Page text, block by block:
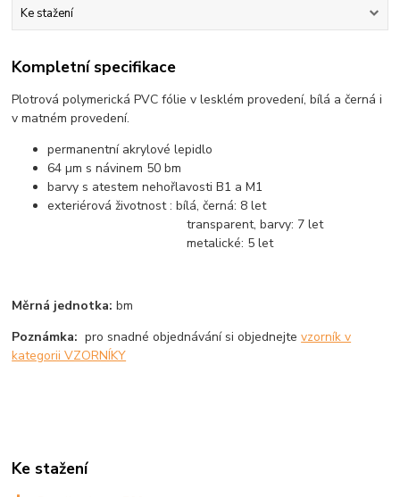
Ke stažení
Kompletní specifikace
Plotrová polymerická PVC fólie v lesklém provedení, bílá a černá i
v matném provedení.
permanentní akrylové lepidlo
64 µm s návinem 50 bm
barvy s atestem nehořlavosti B1 a M1
exteriérová životnost : bílá, černá: 8 let
transparent, barvy: 7 let
metalické: 5 let
Měrná jednotka: bm
Poznámka: pro snadné objednávání si objednejtevzorník v
kategorii VZORNÍKY
Ke stažení